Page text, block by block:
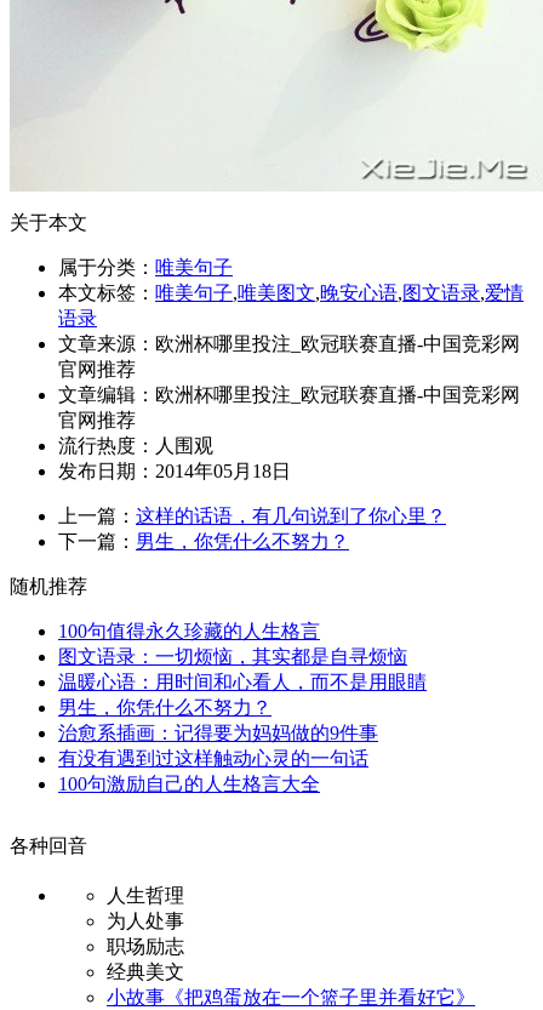
关于本文
属于分类： 唯美句子
本文标签： 唯美句子,唯美图文,晚安心语,图文语录,爱情
语录
文章来源：欧洲杯哪里投注_欧冠联赛直播-中国竞彩网
官网推荐
文章编辑：欧洲杯哪里投注_欧冠联赛直播-中国竞彩网
官网推荐
流行热度： 人围观
发布日期：2014年05月18日
上一篇： 这样的话语，有几句说到了你心里？
下一篇： 男生，你凭什么不努力？
随机推荐
100句值得永久珍藏的人生格言
图文语录：一切烦恼，其实都是自寻烦恼
温暖心语：用时间和心看人，而不是用眼睛
男生，你凭什么不努力？
治愈系插画：记得要为妈妈做的9件事
有没有遇到过这样触动心灵的一句话
100句激励自己的人生格言大全
各种回音
人生哲理
为人处事
职场励志
经典美文
小故事《把鸡蛋放在一个篮子里并看好它》